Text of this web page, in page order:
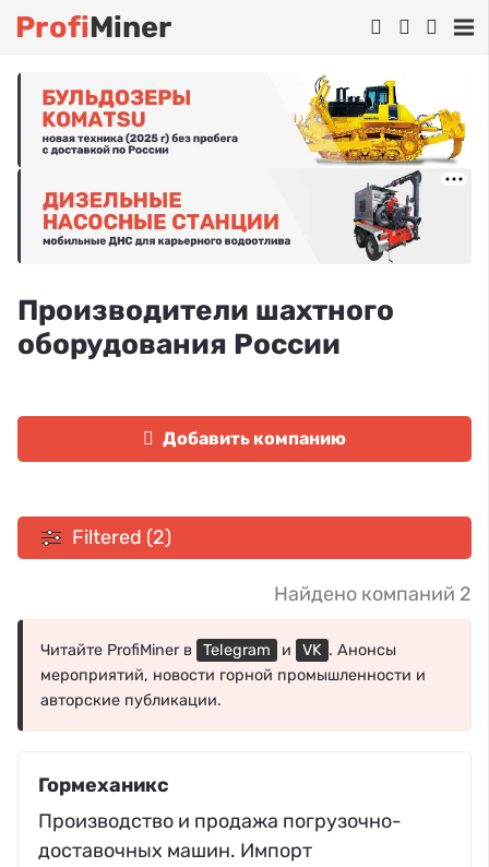
ProfiMiner
Производители шахтного
оборудования России
Добавить компанию
Filtered (2)
Найдено компаний 2
Читайте ProfiMiner в Telegram и VK . Анонсы
мероприятий, новости горной промышленности и
авторские публикации.
Гормеханикс
Производство и продажа погрузочно-
доставочных машин. Импорт